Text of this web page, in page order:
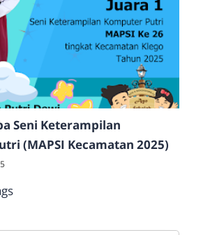
Seni Keterampilan
(MAPSI Kecamatan 2025)